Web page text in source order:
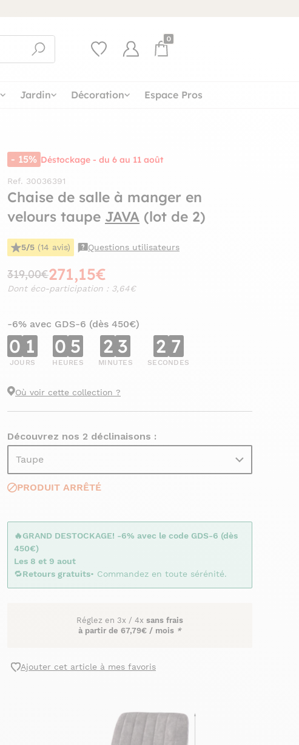
0
Jardin Décoration Espace Pros
- 15% Déstockage - du 6 au 11 août
Ref. 30036391
Chaise de salle à manger en
velours taupe JAVA (lot de 2)
5/5 (14 avis) Questions utilisateurs
319,00€271,15€
Dont éco-participation : 3,64€
-6% avec GDS-6 (dès 450€)
0 1
JOURS
0 5
HEURES
2 3
MINUTES
2 5
SECONDES
Où voir cette collection ?
Découvrez nos 2 déclinaisons :
Taupe
PRODUIT ARRÊTÉ
🔥GRAND DESTOCKAGE! -6% avec le code GDS-6 (dès
450€)
Les 8 et 9 aout
🔁Retours gratuits• Commandez en toute sérénité.
Réglez en 3x / 4x sans frais
à partir de 67,79€ / mois *
Ajouter cet article à mes favoris